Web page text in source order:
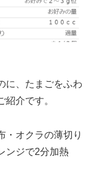
に、たまごをふわ
介です。
・オクラの薄切り
ンジで2分加熱